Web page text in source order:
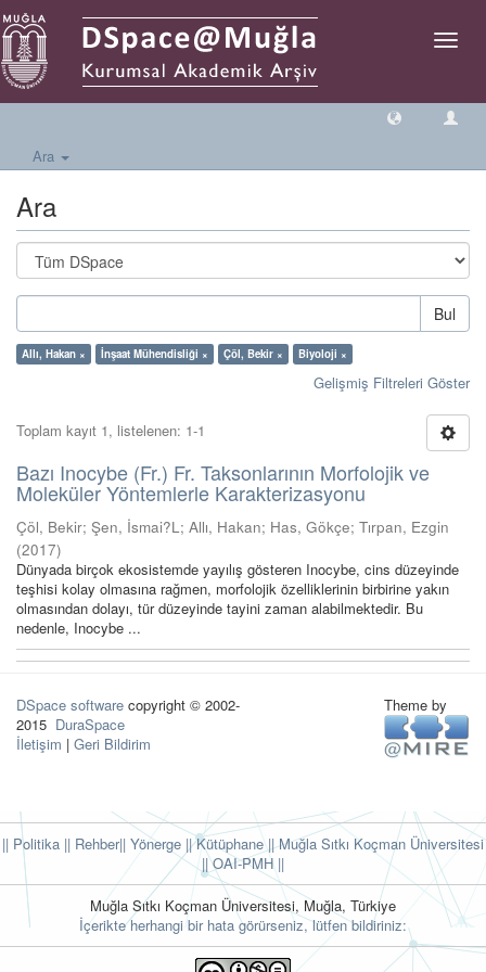
Geçiş
Ara
Ara
Bul
Allı, Hakan × İnşaat Mühendisliği × Çöl, Bekir × Biyoloji ×
Gelişmiş Filtreleri Göster
Toplam kayıt 1, listelenen: 1-1
Bazı Inocybe (Fr.) Fr. Taksonlarının Morfolojik ve
Moleküler Yöntemlerle Karakterizasyonu
Çöl, Bekir; Şen, İsmai?L; Allı, Hakan; Has, Gökçe; Tırpan, Ezgin
(2017)
Dünyada birçok ekosistemde yayılış gösteren Inocybe, cins düzeyinde
teşhisi kolay olmasına rağmen, morfolojik özelliklerinin birbirine yakın
olmasından dolayı, tür düzeyinde tayini zaman alabilmektedir. Bu
nedenle, Inocybe ...
DSpace software copyright © 2002-
2015 DuraSpace
İletişim | Geri Bildirim
Theme by
|| Politika || Rehber|| Yönerge || Kütüphane|| Muğla Sıtkı Koçman Üniversitesi
||OAI-PMH ||
Muğla Sıtkı Koçman Üniversitesi, Muğla, Türkiye
İçerikte herhangi bir hata görürseniz, lütfen bildiriniz: